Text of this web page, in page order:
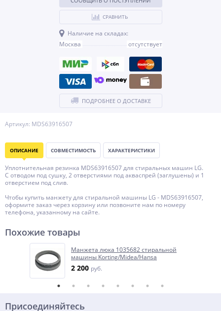
Артикул: MDS63916507
СРАВНИТЬ
Наличие на складах:
Москва
отсутствует
ПОДРОБНЕЕ О ДОСТАВКЕ
ОПИСАНИЕ СОВМЕСТИМОСТЬ ХАРАКТЕРИСТИКИ
Уплотнительная резинка MDS63916507 для стиральных машин LG.
С отводом под сушку, 2 отверстиями под акваспрей (заглушены) и 1
отверстием под слив.
Чтобы купить манжету для стиральной машины LG - MDS63916507,
оформите заказ через корзину или позвоните нам по номеру
телефона, указанному на сайте.
Похожие товары
Манжета люка 1035682 стиральной
машины Korting/Midea/Hansa
2 200 руб.
Присоединяйтесь